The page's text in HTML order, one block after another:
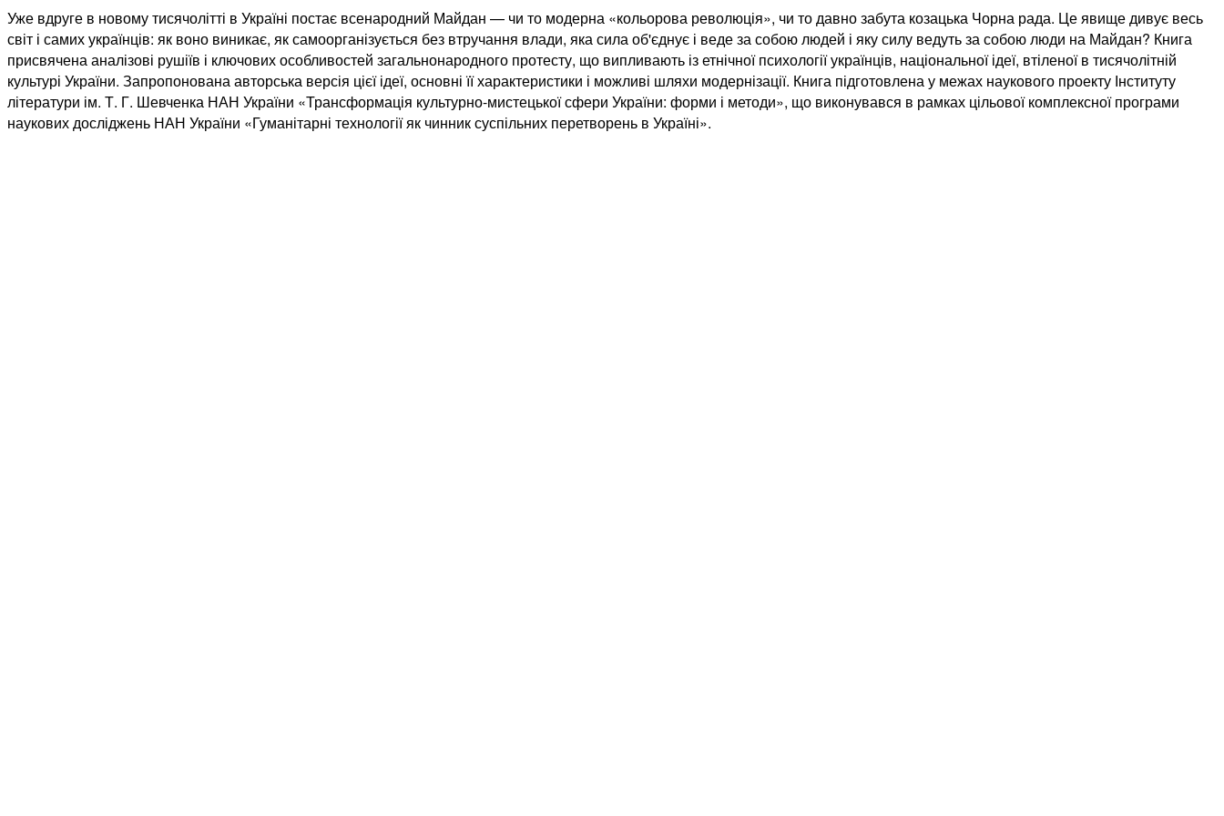
Уже вдруге в новому тисячолітті в Україні постає всенародний Майдан — чи то модерна «кольорова революція», чи то давно забута козацька Чорна рада. Це явище дивує весь
світ і самих українців: як воно виникає, як самоорганізується без втручання влади, яка сила об'єднує і веде за собою людей і яку силу ведуть за собою люди на Майдан? Книга
присвячена аналізові рушіїв і ключових особливостей загальнонародного протесту, що випливають із етнічної психології українців, національної ідеї, втіленої в тисячолітній
культурі України. Запропонована авторська версія цієї ідеї, основні її характеристики і можливі шляхи модернізації. Книга підготовлена у межах наукового проекту Інституту
літератури ім. Т. Г. Шевченка НАН України «Трансформація культурно-мистецької сфери України: форми і методи», що виконувався в рамках цільової комплексної програми
наукових досліджень НАН України «Гуманітарні технології як чинник суспільних перетворень в Україні».